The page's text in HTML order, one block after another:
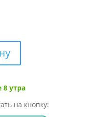
8 утра
на кнопку: